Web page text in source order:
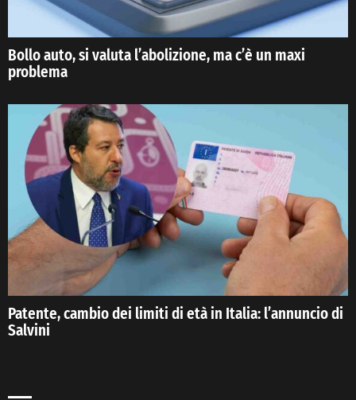
Bollo auto, si valuta l’abolizione, ma c’è un maxi
problema
Patente, cambio dei limiti di età in Italia: l’annuncio di
Salvini